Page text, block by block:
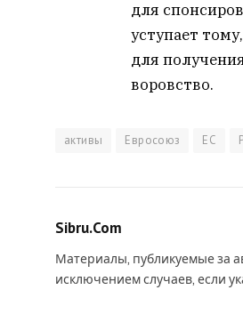
для
уступает
для
воровство.
активы Евросоюз ЕС
Sibru.Com
Материалы, публикуемые за
исключением случаев, если